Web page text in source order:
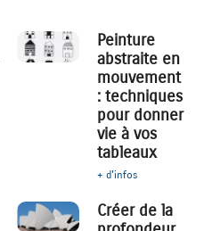
Peinture
abstraite en
mouvement
: techniques
pour donner
vie à vos
tableaux
+ d'infos
Créer de la